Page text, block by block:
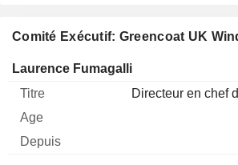
Comité Exécutif: Greencoat UK
Dirigeant Titre Age
Laurence Fumagalli
Directeur en chef